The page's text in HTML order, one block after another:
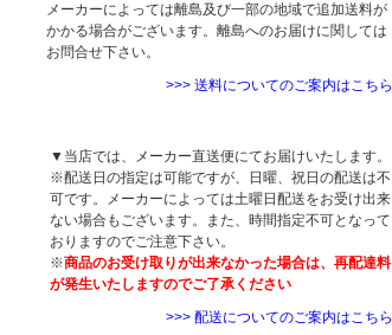
メーカーによっては離島及び一部の地域で追加送料が
かかる場合がございます。離島へのお届けに関しては
お問合せ下さい。
>>> 送料についてのご案内はこちら
▼当店では、メーカー直送便にてお届けいたします。
※配送日の指定は可能ですが、日曜、祝日の配送は不
可です。メーカーによっては土曜日配送をお受け出来
ない場合もございます。また、時間指定不可となって
おりますのでご注意下さい。
※商品のお受け取りが出来なかった場合は、再配達料
が発生いたしますのでご了承ください
>>> 配送についてのご案内はこちら